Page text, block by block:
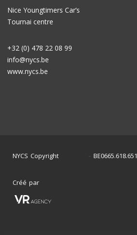
Nice Youngtimers Car’s
Tournai centre
+32 (0) 478 22 08 99
info@nycs.be
www.nycs.be
NYCS Copyright - BE0665.618.651
Créé par